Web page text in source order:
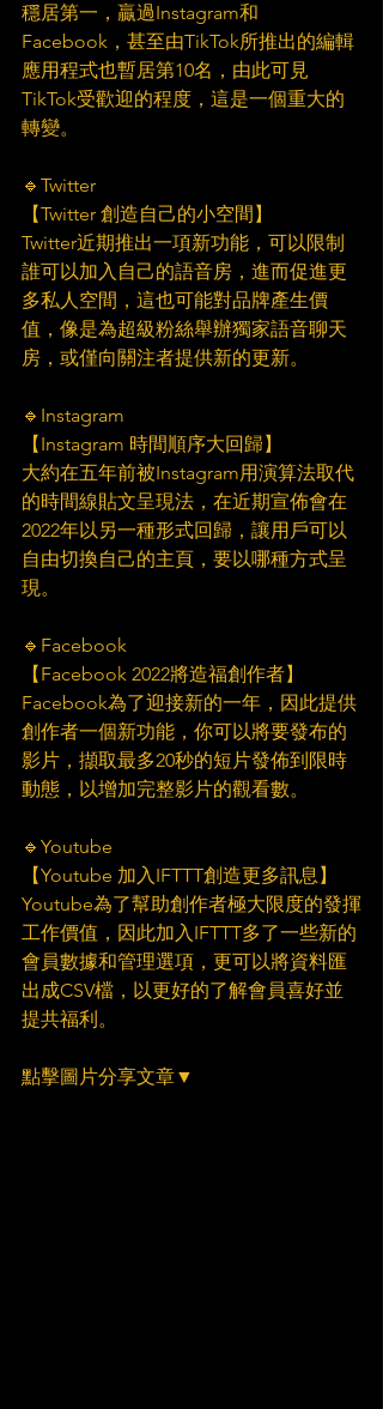
穩居第一，贏過Instagram和
Facebook，甚至由TikTok所推出的編輯
應用程式也暫居第10名，由此可見
TikTok受歡迎的程度，這是一個重大的
轉變。
🔹Twitter
【Twitter 創造自己的小空間】
Twitter近期推出一項新功能，可以限制
誰可以加入自己的語音房，進而促進更
多私人空間，這也可能對品牌產生價
值，像是為超級粉絲舉辦獨家語音聊天
房，或僅向關注者提供新的更新。
🔹Instagram
【Instagram 時間順序大回歸】
大約在五年前被Instagram用演算法取代
的時間線貼文呈現法，在近期宣佈會在
2022年以另一種形式回歸，讓用戶可以
自由切換自己的主頁，要以哪種方式呈
現。
🔹Facebook
【Facebook 2022將造福創作者】
Facebook為了迎接新的一年，因此提供
創作者一個新功能，你可以將要發布的
影片，擷取最多20秒的短片發佈到限時
動態，以增加完整影片的觀看數。
🔹Youtube
【Youtube 加入IFTTT創造更多訊息】
Youtube為了幫助創作者極大限度的發揮
工作價值，因此加入IFTTT多了一些新的
會員數據和管理選項，更可以將資料匯
出成CSV檔，以更好的了解會員喜好並
提共福利。
點擊圖片分享文章▼